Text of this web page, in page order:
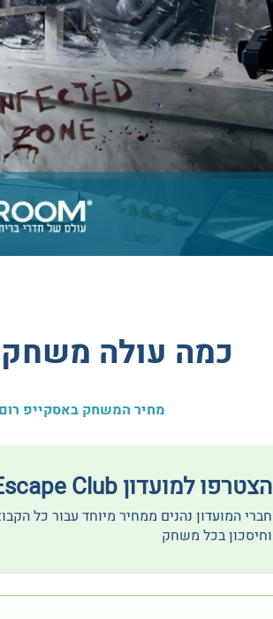
כמה עולה
מחיר המשחק באסקייפ רום
הצטרפו למועדון Escape Club
חברי המועדון נהנים ממחיר מיוחד עבור כל
וחיסכון בכל משחק